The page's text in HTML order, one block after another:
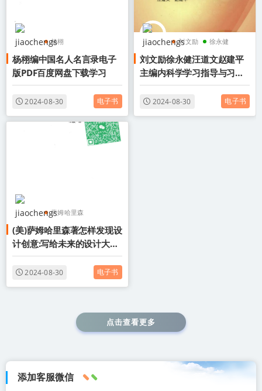
杨栩
杨栩中国名人名言录
中国名人名言录电子版
杨栩编中国名人名言录电子
版PDF百度网盘下载学习
2024-08-30 电子书
刘文励 徐永健
汪道文
刘文励徐永健汪道文赵建平
主编内科学学习指导与习题
集(第2版)电子版pdf百度网
盘下载学习
2024-08-30 电子书
萨姆哈里森
怎样发现设计创意写给
未来的设计大师
怎样发现设计创意
(美)萨姆哈里森著怎样发现设
计创意:写给未来的设计大师
电子版pdf百度网盘下载学
习 2024-08-30 电子书
点击查看更多
添加客服微信